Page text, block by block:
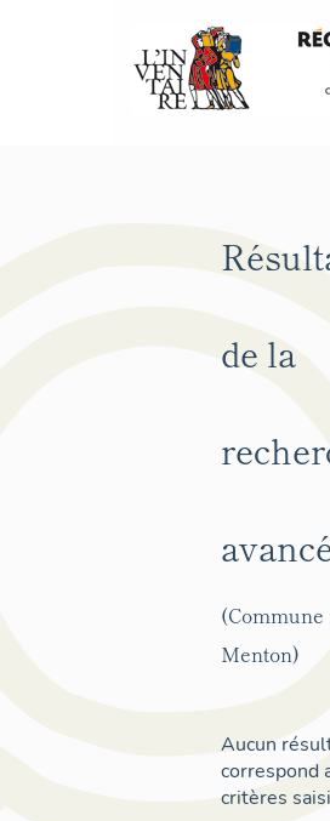
de la
(Commune
Menton)
Aucun
correspond
critères